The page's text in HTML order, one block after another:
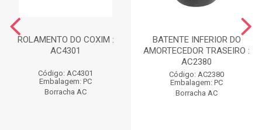
ROLAMENTO DO COXIM :
AC4301
Código: AC4301
Embalagem: PC
Borracha AC
BATENTE INFERIOR DO
AMORTECEDOR TRASEIRO :
AC2380
Código: AC2380
Embalagem: PC
Borracha AC